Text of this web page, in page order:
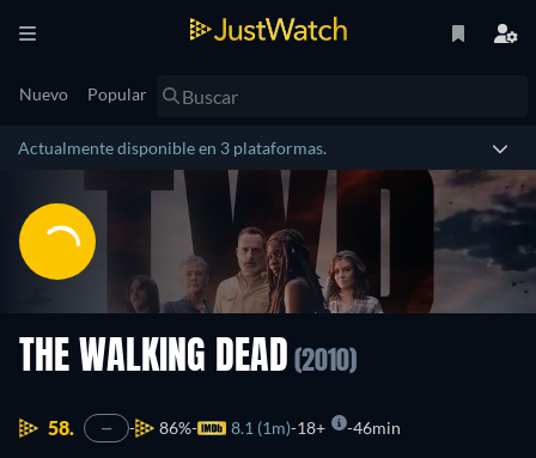
Nuevo Popular
Actualmente disponible en 3 plataformas.
THE WALKING DEAD (2010)
58. — 86% 8.1 (1m) 18+ 46min